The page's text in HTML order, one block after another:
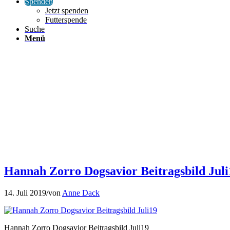
Jetzt spenden
Futterspende
Suche
Menü
Hannah Zorro Dogsavior Beitragsbild
14. Juli 2019/von Anne Dack
Hannah Zorro Dogsavior Beitragsbild Juli19